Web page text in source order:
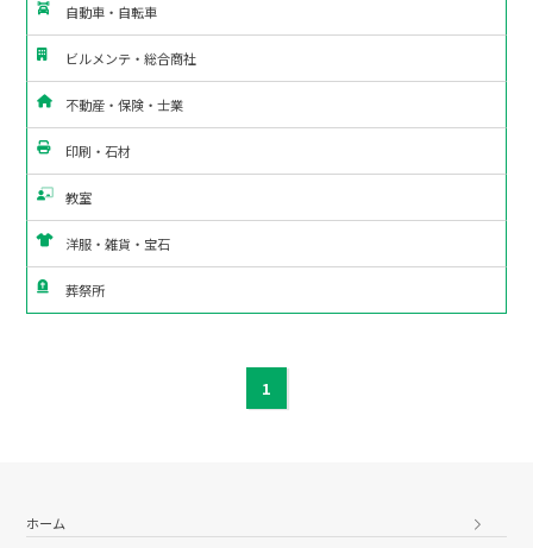
自動車・自転車
ビルメンテ・総合商社
不動産・保険・士業
印刷・石材
教室
洋服・雑貨・宝石
葬祭所
1
ホーム